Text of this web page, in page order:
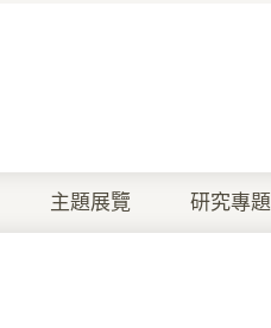
主題展覽 研究專題